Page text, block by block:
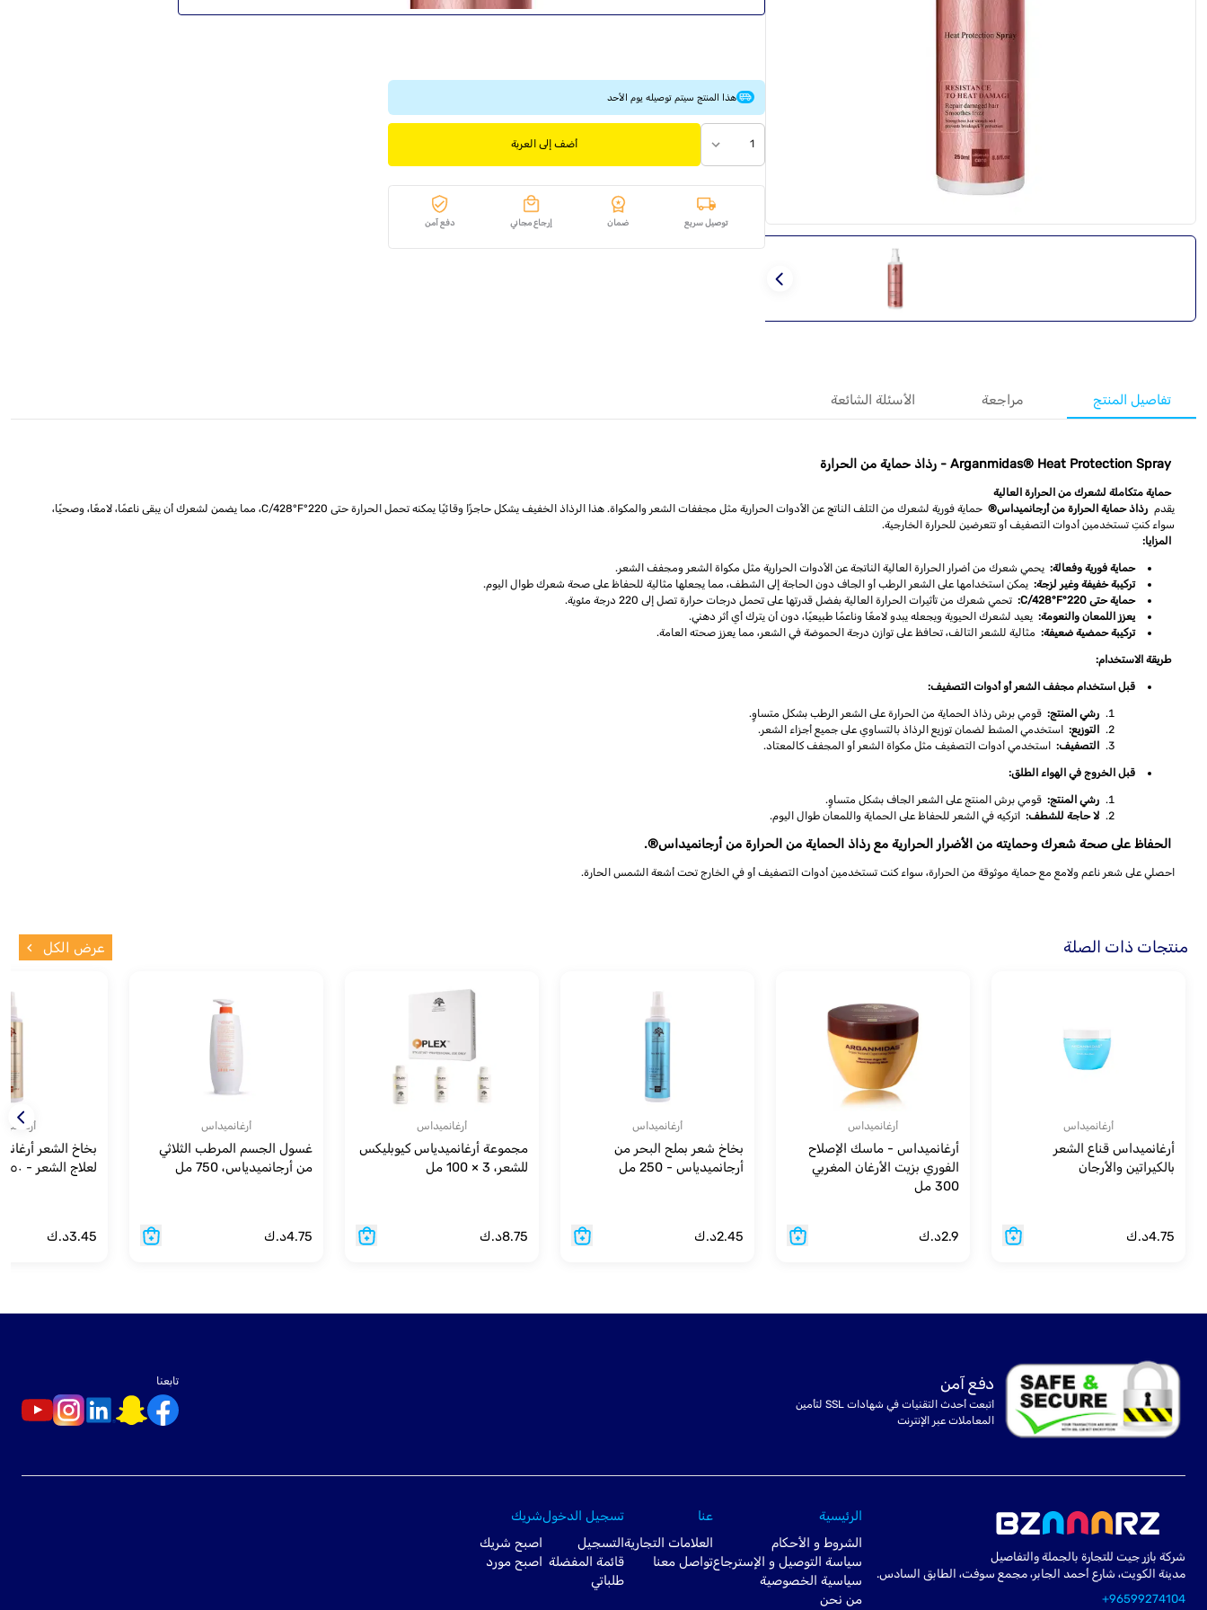
هذا المنتج سيتم توصيله يوم الأحد
1 أضف إلى العربة
توصيل سريع ضمان إرجاع مجاني دفع آمن
تفاصيل المنتج مراجعة الأسئلة الشائعة
Arganmidas® Heat Protection Spray - رذاذ حماية من الحرارة
حماية متكاملة لشعرك من الحرارة العالية
يقدم رذاذ حماية الحرارة من أرجانميداس®
حماية فورية لشعرك من التلف الناتج عن الأدوات الحرارية مثل مجففات الشعر والمكواة. هذا الرذاذ الخفيف يشكل حاجزًا وقائيًا يمكنه تحمل الحرارة حتى 220°C/428°F، مما يضمن لشعرك أن يبقى ناعمًا، لامعًا، وصحيًا،
سواء كنتِ تستخدمين أدوات التصفيف أو تتعرضين للحرارة الخارجية.
المزايا:
حماية فورية وفعالة: يحمي شعرك من أضرار الحرارة العالية الناتجة عن الأدوات الحرارية مثل مكواة الشعر ومجفف الشعر.
تركيبة خفيفة وغير لزجة: يمكن استخدامها على الشعر الرطب أو الجاف دون الحاجة إلى الشطف، مما يجعلها مثالية للحفاظ على صحة شعرك طوال اليوم.
حماية حتى 220°C/428°F:
تحمي شعرك من تأثيرات الحرارة العالية بفضل قدرتها على تحمل درجات حرارة تصل إلى 220 درجة مئوية.
يعزز اللمعان والنعومة: يعيد لشعرك الحيوية ويجعله يبدو لامعًا وناعمًا طبيعيًا، دون أن يترك أي أثر دهني.
تركيبة حمضية ضعيفة: مثالية للشعر التالف، تحافظ على توازن درجة الحموضة في الشعر، مما يعزز صحته العامة.
طريقة الاستخدام:
قبل استخدام مجفف الشعر أو أدوات التصفيف:
رشي المنتج: قومي برش رذاذ الحماية من الحرارة على الشعر الرطب بشكل متساوٍ.
التوزيع:
استخدمي المشط لضمان توزيع الرذاذ بالتساوي على جميع أجزاء الشعر.
التصفيف:
استخدمي أدوات التصفيف مثل مكواة الشعر أو المجفف كالمعتاد.
قبل الخروج في الهواء الطلق:
رشي المنتج: قومي برش المنتج على الشعر الجاف بشكل متساوٍ.
لا حاجة للشطف:
اتركيه في الشعر للحفاظ على الحماية واللمعان طوال اليوم.
الحفاظ على صحة شعرك وحمايته من الأضرار الحرارية مع رذاذ الحماية من الحرارة من أرجانميداس®.
احصلي على شعر ناعم ولامع مع حماية موثوقة من الحرارة، سواء كنت تستخدمين أدوات التصفيف أو في الخارج تحت أشعة الشمس الحارة.
منتجات ذات الصلة عرض الكل
أرغانميداس
أرغانميداس قناع الشعر
بالكيراتين والأرجان
4.75د.ك
أرغانميداس
أرغانميداس - ماسك الإصلاح
الفوري بزيت الأرغان المغربي
300 مل
2.9د.ك
أرغانميداس
بخاخ شعر بملح البحر من
أرجانميدياس - 250 مل
2.45د.ك
أرغانميداس
مجموعة أرغانميدياس كيوبليكس
للشعر، 3 × 100 مل
8.75د.ك
أرغانميداس
غسول الجسم المرطب الثلاثي
من أرجانميدياس، 750 مل
4.75د.ك
لعلاج الشعر - ٢٥٠ مل
3.45د.ك
دفع آمن
اتبعت أحدث التقنيات في شهادات SSL لتأمين
المعاملات عبر الإنترنت
تابعنا
شركة بازر جيت للتجارة بالجملة والتفاصيل
مدينة الكويت، شارع أحمد الجابر، مجمع سوفت، الطابق السادس.
+96599274104
الرئيسية
الشروط و الأحكام
سياسة التوصيل و الإسترجاع
سياسية الخصوصية
من نحن
عنا
العلامات التجارية
تواصل معنا
تسجيل الدخول
التسجيل
قائمة المفضلة
طلباتي
شريك
اصبح شريك
اصبح مورد